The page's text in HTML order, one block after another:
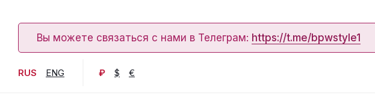
Вы можете связаться с нами в Телеграм: https://t.me/bpwstyle1
RUS ENG ₽ $ €